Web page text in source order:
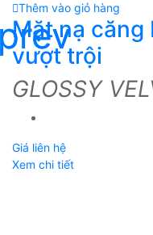
Thêm vào giỏ hàng
Mặt nạ căng
vượt trội
GLOSSY
Giá liên hệ
Xem chi tiết